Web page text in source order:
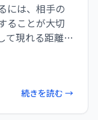
には、相手の
ることが大切
て現れる距離感
なサインから
の直感を信じ
積み重ねが効
はなく、相手を
続きを読む →